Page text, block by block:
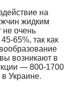
на
жидким
не очень
65%, так как
возникают в
— 800-1700
Украине.